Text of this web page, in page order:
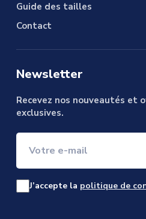
Guide des tailles
Contact
Newsletter
Recevez nos nouveautés et
exclusives.
Votre e-mail
J’accepte la politique de